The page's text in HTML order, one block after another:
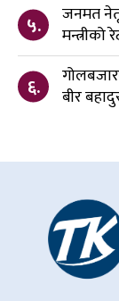
५.
जनमत
मन्त्रीको
६.
बीर